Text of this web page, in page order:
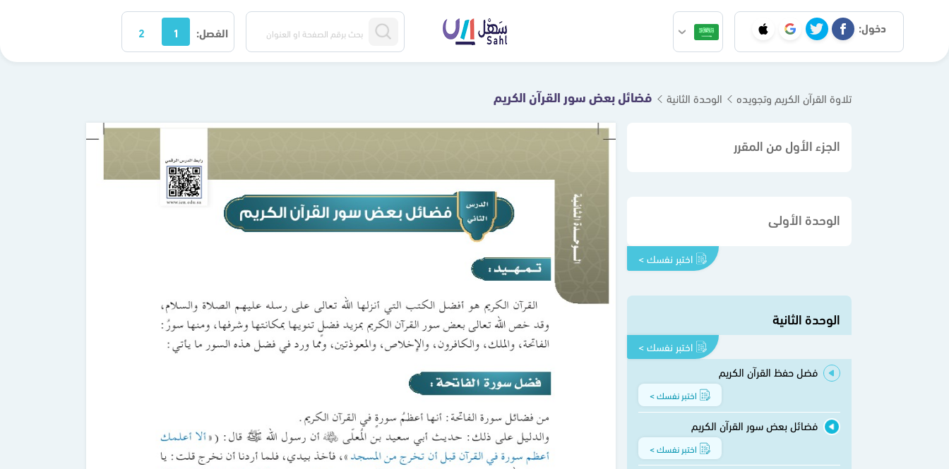
دخول: الفصل: 1
2
تلاوة القرآن الكريم وتجويده الوحدة الثانية فضائل بعض سور القرآن الكريم
الجزء الأول من المقرر
الوحدة الأولى
اختبر نفسك >
الوحدة الثانية
اختبر نفسك >
فضل حفظ القرآن الكريم
اختبر نفسك >
فضائل بعض سور القرآن الكريم
اختبر نفسك >